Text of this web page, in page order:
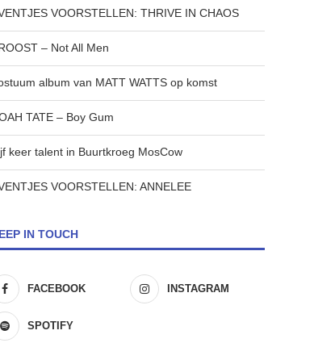
VOORSTELLEN: THRIVE IN CHAOS
– Not All Men
album van MATT WATTS op komst
TATE – Boy Gum
keer talent in Buurtkroeg MosCow
VOORSTELLEN: ANNELEE
IN TOUCH
FACEBOOK INSTAGRAM
SPOTIFY